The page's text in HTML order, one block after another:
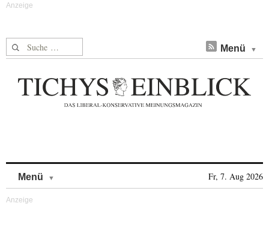
Suche nach: Menü
Menü Fr, 7. Aug 2026